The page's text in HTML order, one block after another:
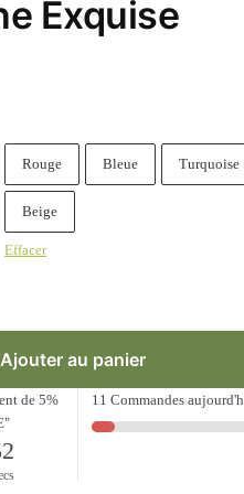
Exquise
Rouge Bleue Turquoise
Beige
Effacer
Ajouter au panier
de 5%
11 Commandes